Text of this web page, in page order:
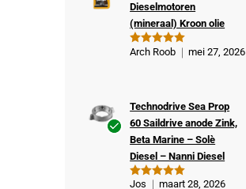
Gewaardeer
Dieselmotoren
(mineraal) Kroon olie
Arch Roob mei 27, 2026
Gewaardeer
Technodrive Sea Prop
60 Saildrive anode Zink,
Beta Marine – Solè
Diesel – Nanni Diesel
Jos maart 28, 2026